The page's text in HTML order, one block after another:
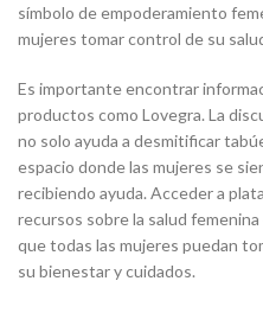
símbolo de empoderamiento
mujeres tomar control de su
Es importante encontrar
productos como Lovegra. La
no solo ayuda a desmitificar
espacio donde las mujeres se
recibiendo ayuda. Acceder a
recursos sobre la salud
que todas las mujeres puedan
su bienestar y cuidados.